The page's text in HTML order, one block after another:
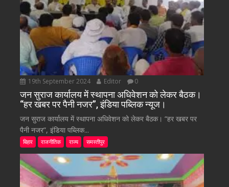
19th September 2024 Editor 0
जन सुराज कार्यालय में स्थापना अधिवेशन को लेकर बैठक।
“हर खबर पर पैनी नजर”, इंडिया पब्लिक न्यूज।
जन सुराज कार्यालय में स्थापना अधिवेशन को लेकर बैठक। “हर खबर पर
पैनी नजर”, इंडिया पब्लिक...
बिहार राजनीतिक राज्य समस्तीपुर